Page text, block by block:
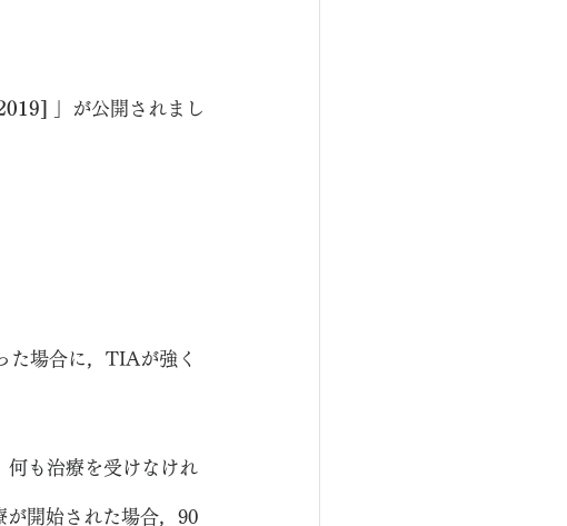
」が公開されまし
た場合に，TIAが強く
何も治療を受けなけれ
開始された場合，90